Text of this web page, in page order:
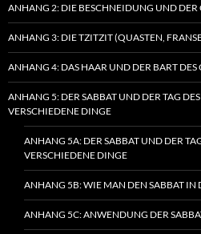
ANHANG 2: DIE BESCHNEIDUNG UND DER
ANHANG 3: DIE TZITZIT (QUASTEN,
ANHANG 4: DAS HAAR UND DER BART DES
ANHANG 5: DER SABBAT UND DER TAG
VERSCHIEDENE DINGE
ANHANG 5A: DER SABBAT UND DER
VERSCHIEDENE DINGE
ANHANG 5B: WIE MAN DEN SABBAT IN
ANHANG 5C: ANWENDUNG DER